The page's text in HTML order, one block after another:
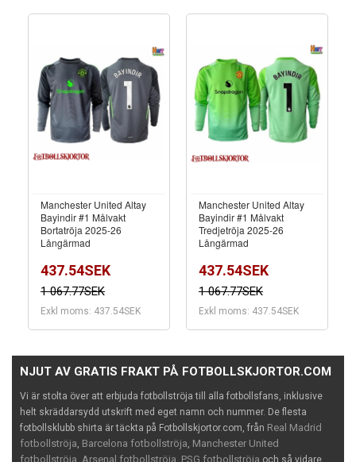
Manchester United Altay
Bayindir #1 Målvakt
Bortatröja 2025-26
Långärmad
437.54SEK
1 067.77SEK
Exkl moms: 437.54SEK
Manchester United Altay
Bayindir #1 Målvakt
Tredjetröja 2025-26
Långärmad
437.54SEK
1 067.77SEK
Exkl moms: 437.54SEK
NJUT AV GRATIS FRAKT PÅ FOTBOLLSKJORTOR.COM
Vi är stolta över att erbjuda fotbollströja till alla fotbollsfans, inklusive
helt skräddarsydd utskrift med eget namn och nummer. De flesta
fotbollsklubb shirta är täckta på Fotbollskjortor.com, från Real Madrid
fotbollströja, Barcelona fotbollströja, Manchester United
fotbollströja, Arsenal fotbollströja, PSG fotbollströja och så vidare.